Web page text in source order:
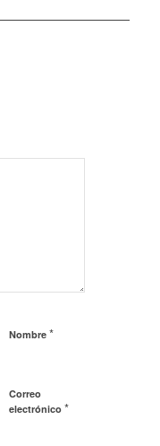
Nombre *
Correo
electrónico *